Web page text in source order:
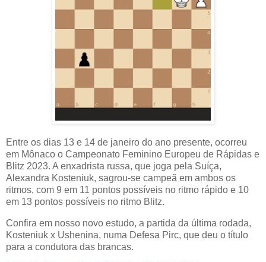
Entre os dias 13 e 14 de janeiro do ano presente, ocorreu
em Mônaco o Campeonato Feminino Europeu de Rápidas e
Blitz 2023. A enxadrista russa, que joga pela Suíça,
Alexandra Kosteniuk, sagrou-se campeã em ambos os
ritmos, com 9 em 11 pontos possíveis no ritmo rápido e 10
em 13 pontos possíveis no ritmo Blitz.
Confira em nosso novo estudo, a partida da última rodada,
Kosteniuk x Ushenina, numa Defesa Pirc, que deu o título
para a condutora das brancas.